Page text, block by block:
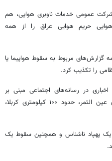
شرکت عمومی خدمات ناوبری هوایی، هم
هوایی حریم هوایی عراق را از همه
گزارش‌های مربوط به سقوط هواپیما یا
را تکذیب کرد.
در رسانه‌های اجتماعی مبنی بر
«سقوط هواپیمای غیرنظامی» در صحرای عین التمر، حدود ۱۰۰ کیلومتری کربلا،
پهپاد ناشناس و همچنین سقوط یک